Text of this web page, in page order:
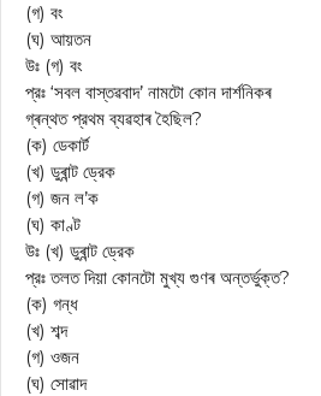
(গ) বং
(ঘ) আয়তন
উঃ (গ) বং
প্রঃ ‘সবল বাস্তৱবাদ’ নামটো কোন দার্শনিকৰ
গ্ৰন্থত প্রথম ব্যৱহাৰ হৈছিল?
(ক) ডেকার্ট
(খ) ডুৰান্ট ড্রেক
(গ) জন ল’ক
(ঘ) কাণ্ট
উঃ (খ) ডুৰান্ট ড্রেক
প্রঃ তলত দিয়া কোনটো মুখ্য গুণৰ অন্তর্ভুক্ত?
(ক) গন্ধ
(খ) শব্দ
(গ) ওজন
(ঘ) সোৱাদ